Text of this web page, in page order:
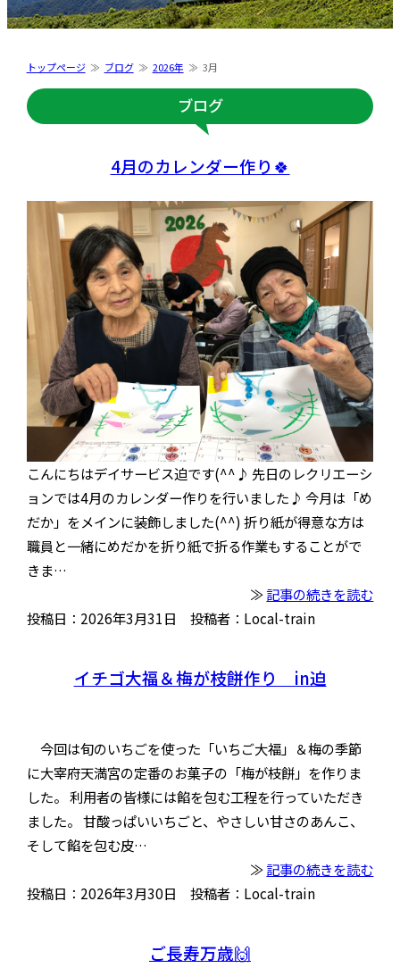
トップページ ブログ 2026年 3月
ブログ
4月のカレンダー作り🍀
こんにちはデイサービス迫です(^^♪ 先日のレクリエーシ
ョンでは4月のカレンダー作りを行いました♪ 今月は「め
だか」をメインに装飾しました(^^) 折り紙が得意な方は
職員と一緒にめだかを折り紙で折る作業もすることがで
きま…
≫記事の続きを読む
投稿日：2026年3月31日 投稿者：Local-train
イチゴ大福＆梅が枝餅作り in迫
今回は旬のいちごを使った「いちご大福」＆梅の季節
に大宰府天満宮の定番のお菓子の「梅が枝餅」を作りま
した。 利用者の皆様には餡を包む工程を行っていただき
ました。 甘酸っぱいいちごと、やさしい甘さのあんこ、
そして餡を包む皮…
≫記事の続きを読む
投稿日：2026年3月30日 投稿者：Local-train
ご長寿万歳🙌